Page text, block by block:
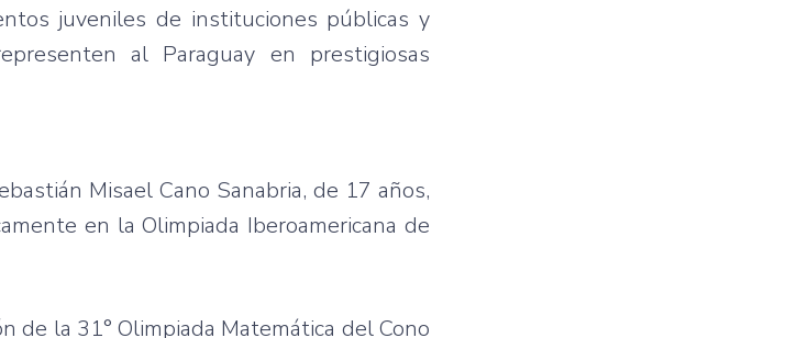
juveniles de instituciones públicas y
al Paraguay en prestigiosas
Misael Cano Sanabria, de 17 años,
en la Olimpiada Iberoamericana de
de la 31° Olimpiada Matemática del Cono